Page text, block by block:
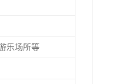
乐场所等